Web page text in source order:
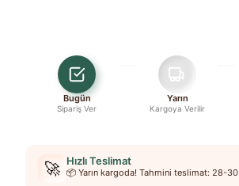
Bugün
Sipariş Ver
Yarın
Kargoya Verilir
🚀 Hızlı Teslimat
📦 Yarın kargoda! Tahmini teslimat: 28-30